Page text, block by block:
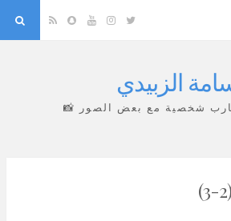
Twitter
Instagram
YouTube
Snapchat
RSS
الزبيدي
شخصية مع بعض الصور 📸